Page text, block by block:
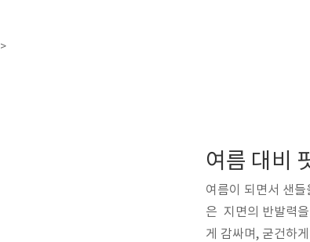
>
여름이 되면서 샌
은 지면의 반발력
게 감싸며, 굳건하